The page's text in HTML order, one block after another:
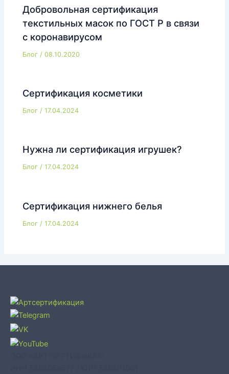
Добровольная сертификация
текстильных масок по ГОСТ Р в связи
с коронавирусом
Блог /08.10.2020
Сертификация косметики
Блог /17.04.2024
Нужна ли сертификация игрушек?
Блог /17.04.2024
Сертификация нижнего белья
Блог /17.04.2024